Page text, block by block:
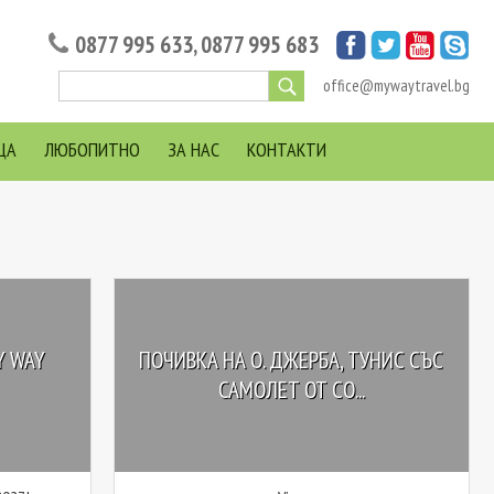
0877 995 633,0877 995 683
office@mywaytravel.bg
ЛЮБОПИТНО ЗА НАС КОНТАКТИ
ПОЧИВКА НА О. ДЖЕРБА, ТУНИС СЪС
САМОЛЕТ ОТ СО...